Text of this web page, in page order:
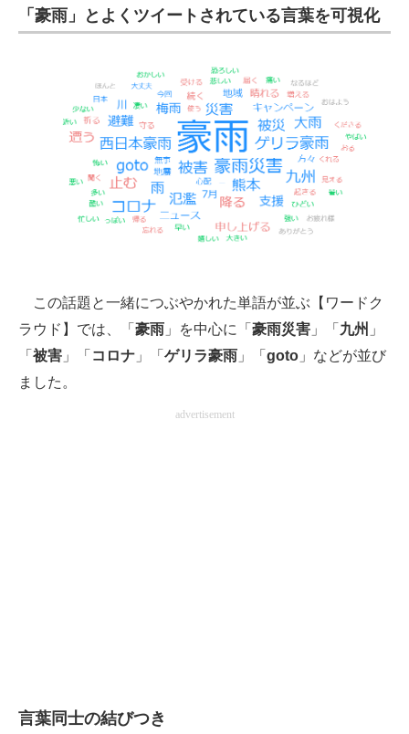
エレクトロニクス専門サイト
電子設計の基本と応用
エネルギーの専門メディア
建設×テクノロジーの最前線
ちょっと気になるネットの話題
「豪雨」とよくツイートされている言葉を可視化
この話題と一緒につぶやかれた単語が並ぶ【ワードク
ラウド】では、「 豪雨 」を中心に「 豪雨災害 」「 九州 」
「 被害 」「 コロナ 」「 ゲリラ豪雨 」「 goto 」などが並び
ました。
advertisement
言葉同士の結びつき